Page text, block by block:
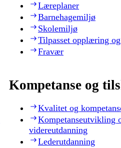
Læreplaner
Barnehagemiljø
Skolemiljø
Tilpasset opplæring
Fravær
Kompetanse og
Kvalitet og
Kompetanseutvikling
videreutdanning
Lederutdanning